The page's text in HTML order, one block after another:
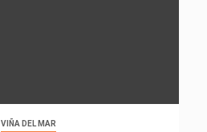
VIÑA DEL MAR